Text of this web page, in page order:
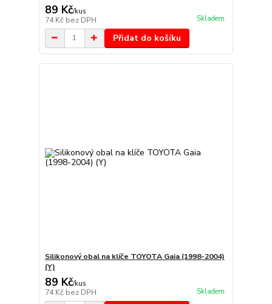
89 Kč/kus
74 Kč bez DPH Skladem
Přidat do košíku
Silikonový obal na klíče TOYOTA Gaia (1998-2004)
(Y)
89 Kč/kus
74 Kč bez DPH Skladem